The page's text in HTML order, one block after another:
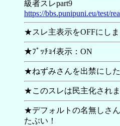
級者スレpart9
https://bbs.punipuni.eu/test/
★スレ主表示をOFFにしま
★ﾌﾟｯﾁｮｲ表示：ON
★ねずみさんを出禁にした
★このスレは民主化され
★デフォルトの名無しさ
たぶい！